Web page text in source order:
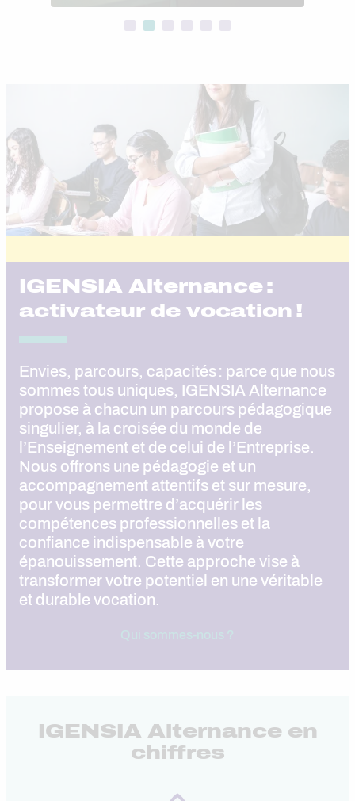
IGENSIA Alternance :
activateur de vocation !
Envies, parcours, capacités : parce que nous
sommes tous uniques, IGENSIA Alternance
propose à chacun un parcours pédagogique
singulier, à la croisée du monde de
l’Enseignement et de celui de l’Entreprise.
Nous offrons une pédagogie et un
accompagnement attentifs et sur mesure,
pour vous permettre d’acquérir les
compétences professionnelles et la
confiance indispensable à votre
épanouissement. Cette approche vise à
transformer votre potentiel en une véritable
et durable vocation.
IGENSIA Alternance en
chiffres